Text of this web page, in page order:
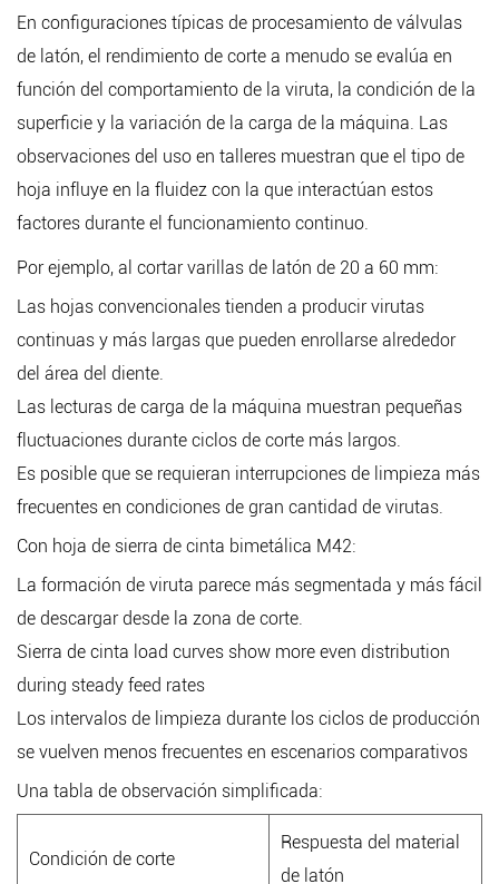
En configuraciones típicas de procesamiento de válvulas
de latón, el rendimiento de corte a menudo se evalúa en
función del comportamiento de la viruta, la condición de la
superficie y la variación de la carga de la máquina. Las
observaciones del uso en talleres muestran que el tipo de
hoja influye en la fluidez con la que interactúan estos
factores durante el funcionamiento continuo.
Por ejemplo, al cortar varillas de latón de 20 a 60 mm:
Las hojas convencionales tienden a producir virutas
continuas y más largas que pueden enrollarse alrededor
del área del diente.
Las lecturas de carga de la máquina muestran pequeñas
fluctuaciones durante ciclos de corte más largos.
Es posible que se requieran interrupciones de limpieza más
frecuentes en condiciones de gran cantidad de virutas.
Con hoja de sierra de cinta bimetálica M42:
La formación de viruta parece más segmentada y más fácil
de descargar desde la zona de corte.
Sierra de cinta load curves show more even distribution
during steady feed rates
Los intervalos de limpieza durante los ciclos de producción
se vuelven menos frecuentes en escenarios comparativos
Una tabla de observación simplificada:
Condición de corte
Respuesta del material
de latón